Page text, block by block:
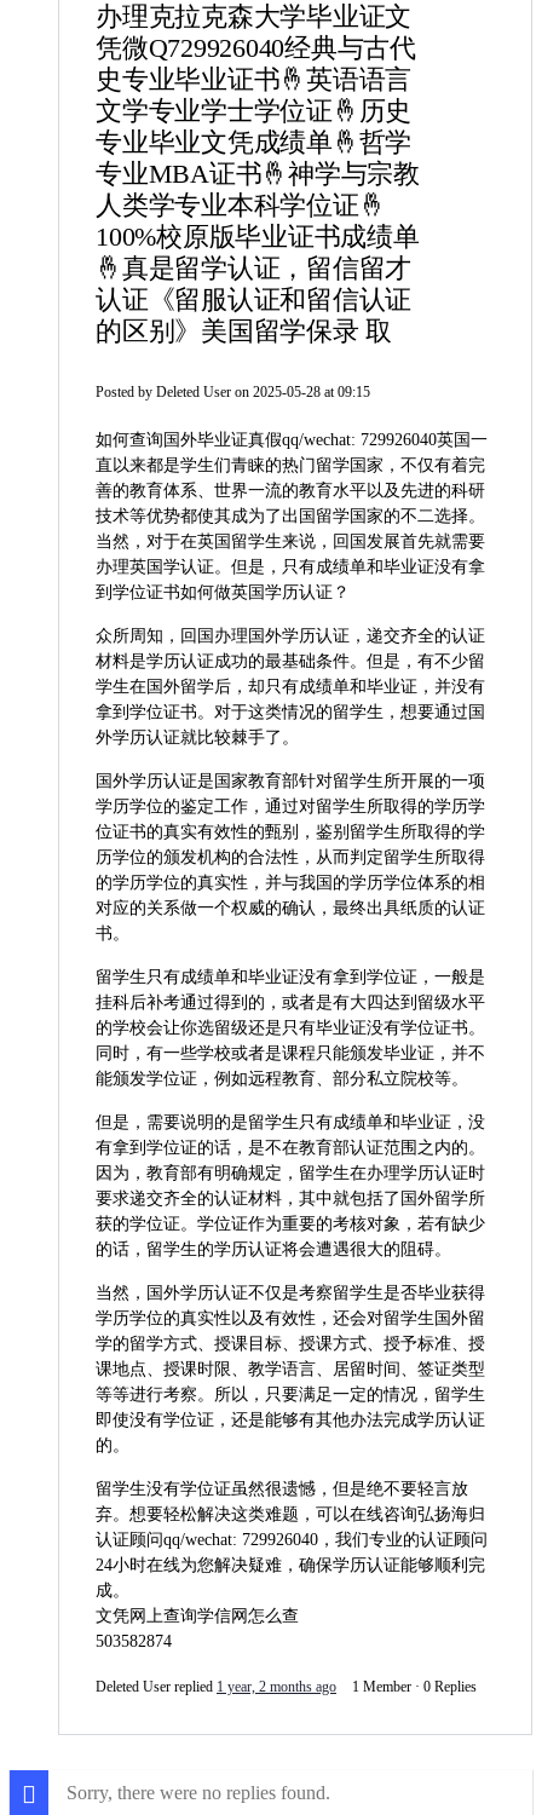
办理克拉克森大学毕业证文
凭微Q729926040经典与古代
史专业毕业证书🤞英语语言
文学专业学士学位证🤞历史
专业毕业文凭成绩单🤞哲学
专业MBA证书🤞神学与宗教
人类学专业本科学位证🤞
100%校原版毕业证书成绩单
🤞真是留学认证，留信留才
认证《留服认证和留信认证
的区别》美国留学保录 取
Posted by Deleted User on 2025-05-28 at 09:15
如何查询国外毕业证真假qq/wechat: 729926040英国一
直以来都是学生们青睐的热门留学国家，不仅有着完
善的教育体系、世界一流的教育水平以及先进的科研
技术等优势都使其成为了出国留学国家的不二选择。
当然，对于在英国留学生来说，回国发展首先就需要
办理英国学认证。但是，只有成绩单和毕业证没有拿
到学位证书如何做英国学历认证？
众所周知，回国办理国外学历认证，递交齐全的认证
材料是学历认证成功的最基础条件。但是，有不少留
学生在国外留学后，却只有成绩单和毕业证，并没有
拿到学位证书。对于这类情况的留学生，想要通过国
外学历认证就比较棘手了。
国外学历认证是国家教育部针对留学生所开展的一项
学历学位的鉴定工作，通过对留学生所取得的学历学
位证书的真实有效性的甄别，鉴别留学生所取得的学
历学位的颁发机构的合法性，从而判定留学生所取得
的学历学位的真实性，并与我国的学历学位体系的相
对应的关系做一个权威的确认，最终出具纸质的认证
书。
留学生只有成绩单和毕业证没有拿到学位证，一般是
挂科后补考通过得到的，或者是有大四达到留级水平
的学校会让你选留级还是只有毕业证没有学位证书。
同时，有一些学校或者是课程只能颁发毕业证，并不
能颁发学位证，例如远程教育、部分私立院校等。
但是，需要说明的是留学生只有成绩单和毕业证，没
有拿到学位证的话，是不在教育部认证范围之内的。
因为，教育部有明确规定，留学生在办理学历认证时
要求递交齐全的认证材料，其中就包括了国外留学所
获的学位证。学位证作为重要的考核对象，若有缺少
的话，留学生的学历认证将会遭遇很大的阻碍。
当然，国外学历认证不仅是考察留学生是否毕业获得
学历学位的真实性以及有效性，还会对留学生国外留
学的留学方式、授课目标、授课方式、授予标准、授
课地点、授课时限、教学语言、居留时间、签证类型
等等进行考察。所以，只要满足一定的情况，留学生
即使没有学位证，还是能够有其他办法完成学历认证
的。
留学生没有学位证虽然很遗憾，但是绝不要轻言放
弃。想要轻松解决这类难题，可以在线咨询弘扬海归
认证顾问qq/wechat: 729926040，我们专业的认证顾问
24小时在线为您解决疑难，确保学历认证能够顺利完
成。
文凭网上查询学信网怎么查
503582874
Deleted User replied 1 year, 2 months ago 1 Member · 0 Replies
Sorry, there were no replies found.